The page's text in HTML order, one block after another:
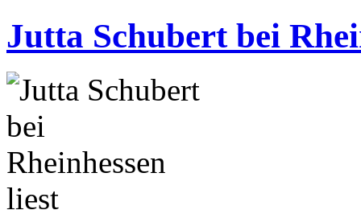
Jutta Schubert bei